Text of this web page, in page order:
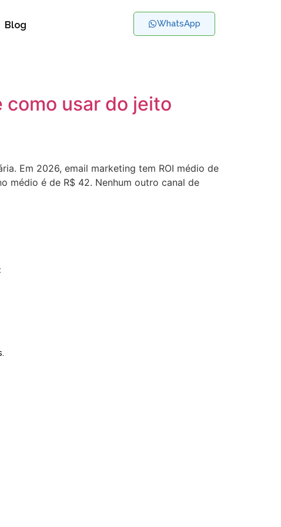
Blog WhatsApp
como usar do jeito
Em 2026, email marketing tem ROI médio de
médio é de R$ 42. Nenhum outro canal de